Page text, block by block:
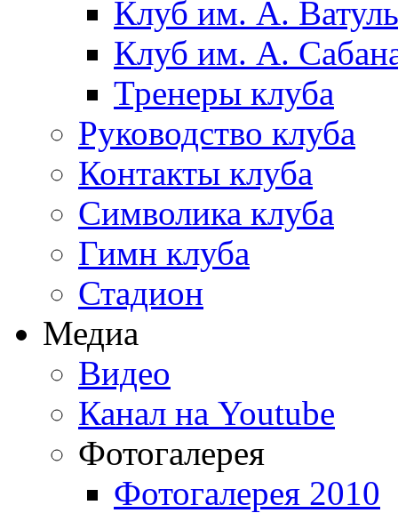
Клуб им. А.
Клуб им. А.
Тренеры клуба
Руководство клуба
Контакты клуба
Символика клуба
Гимн клуба
Стадион
Медиа
Видео
Канал на Youtube
Фотогалерея
Фотогалерея 2010